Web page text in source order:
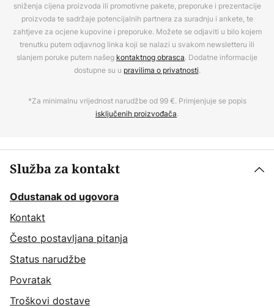
sniženja cijena proizvoda ili promotivne pakete, preporuke i prezentacije
proizvoda te sadržaje potencijalnih partnera za suradnju i ankete, te
zahtjeve za ocjene kupovine i preporuke. Možete se odjaviti u bilo kojem
trenutku putem odjavnog linka koji se nalazi u svakom newsletteru ili
slanjem poruke putem našeg kontaktnog obrasca. Dodatne informacije
dostupne su u pravilima o privatnosti.
*Za minimalnu vrijednost narudžbe od 99 €. Primjenjuje se popis
isključenih proizvođača.
Služba za kontakt
Odustanak od ugovora
Kontakt
Često postavljana pitanja
Status narudžbe
Povratak
Troškovi dostave